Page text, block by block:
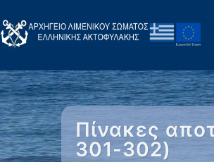
Πίνακες
301-302)